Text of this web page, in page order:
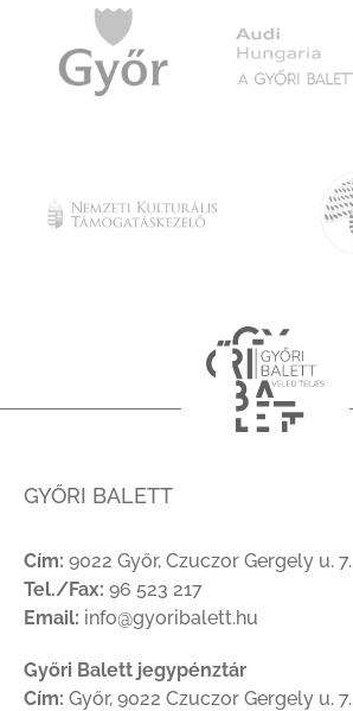
GYŐRI BALETT
Cím: 9022 Győr, Czuczor Gergely u. 7.
Tel./Fax: 96 523 217
Email: info@gyoribalett.hu
Győri Balett jegypénztár
Cím: Győr, 9022 Czuczor Gergely u. 7.